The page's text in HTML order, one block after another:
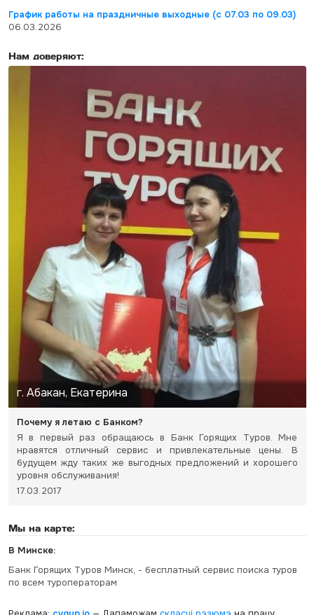
График работы на праздничные выходные (с 07.03 по 09.03)
06.03.2026
Нам доверяют:
г. Абакан, Екатерина
Почему я летаю с Банком?
Я в первый раз обращаюсь в Банк Горящих Туров. Мне
нравятся отличный сервис и привлекательные цены. В
будущем жду таких же выгодных предложений и хорошего
уровня обслуживания!
17.03.2017
Мы на карте:
В Минске:
Банк Горящих Туров Минск, - бесплатный сервис поиска туров
по всем туроператорам